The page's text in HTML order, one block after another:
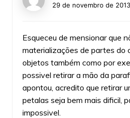
29 de novembro de
Esqueceu de mensionar que
materializações de partes do
objetos também como por
possivel retirar a mão da
apontou, acredito que retirar
petalas seja bem mais dificil,
impossivel.